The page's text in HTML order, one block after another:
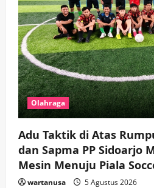
Olahraga
Adu Taktik di Atas
dan Sapma PP Sidoarjo
Mesin Menuju Piala
wartanusa 5 Agustus 2026